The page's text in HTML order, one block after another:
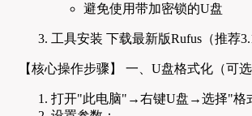
避免使用带加密锁的U盘
工具安装 下载最新版Rufus（推荐
【核心操作步骤】 一、U盘格式化（可选
打开"此电脑"→右键U盘→选择"格